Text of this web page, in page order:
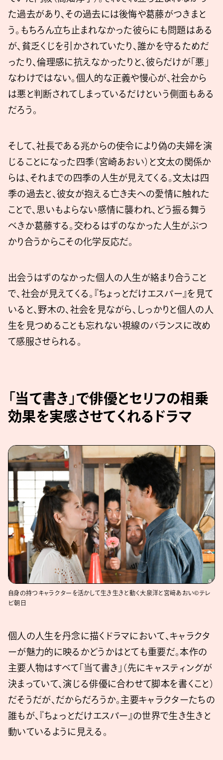
た過去があり、その過去には後悔や葛藤がつきまと
う。もちろん立ち止まれなかった彼らにも問題はある
が、貧乏くじを引かされていたり、誰かを守るためだ
ったり、倫理感に抗えなかったりと、彼らだけが「悪」
なわけではない。個人的な正義や慢心が、社会から
は悪と判断されてしまっているだけという側面もある
だろう。
そして、社長である兆からの使令により偽の夫婦を演
じることになった四季（宮崎あおい）と文太の関係か
らは、それまでの四季の人生が見えてくる。文太は四
季の過去と、彼女が抱える亡き夫への愛情に触れた
ことで、思いもよらない感情に襲われ、どう振る舞う
べきか葛藤する。交わるはずのなかった人生がぶつ
かり合うからこその化学反応だ。
出会うはずのなかった個人の人生が絡まり合うこと
で、社会が見えてくる。『ちょっとだけエスパー』を見て
いると、野木の、社会を見ながら、しっかりと個人の人
生を見つめることも忘れない視線のバランスに改め
て感服させられる。
「当て書き」で俳優とセリフの相乗
効果を実感させてくれるドラマ
自身の持つキャラクターを活かして生き生きと動く大泉洋と宮﨑あおい©テレ
ビ朝日
個人の人生を丹念に描くドラマにおいて、キャラクタ
ーが魅力的に映るかどうかはとても重要だ。本作の
主要人物はすべて「当て書き」（先にキャスティングが
決まっていて、演じる俳優に合わせて脚本を書くこと）
だそうだが、だからだろうか。主要キャラクターたちの
誰もが、『ちょっとだけエスパー』の世界で生き生きと
動いているように見える。